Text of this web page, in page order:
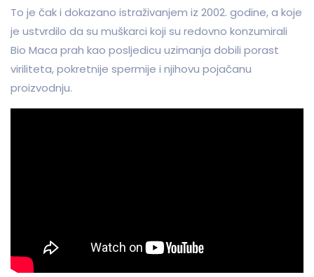
To je čak i dokazano istraživanjem iz 2002. godine, a koje
je ustvrdilo da su muškarci koji su redovno konzumirali
Bio Maca prah kao posljedicu uzimanja dobili porast
viriliteta, pokretnije spermije i njihovu pojačanu
proizvodnju.